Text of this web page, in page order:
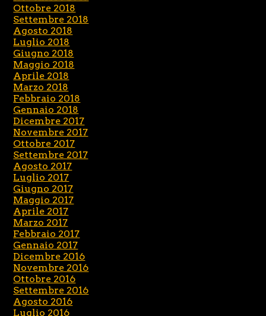
Ottobre 2018
Settembre 2018
Agosto 2018
Luglio 2018
Giugno 2018
Maggio 2018
Aprile 2018
Marzo 2018
Febbraio 2018
Gennaio 2018
Dicembre 2017
Novembre 2017
Ottobre 2017
Settembre 2017
Agosto 2017
Luglio 2017
Giugno 2017
Maggio 2017
Aprile 2017
Marzo 2017
Febbraio 2017
Gennaio 2017
Dicembre 2016
Novembre 2016
Ottobre 2016
Settembre 2016
Agosto 2016
Luglio 2016